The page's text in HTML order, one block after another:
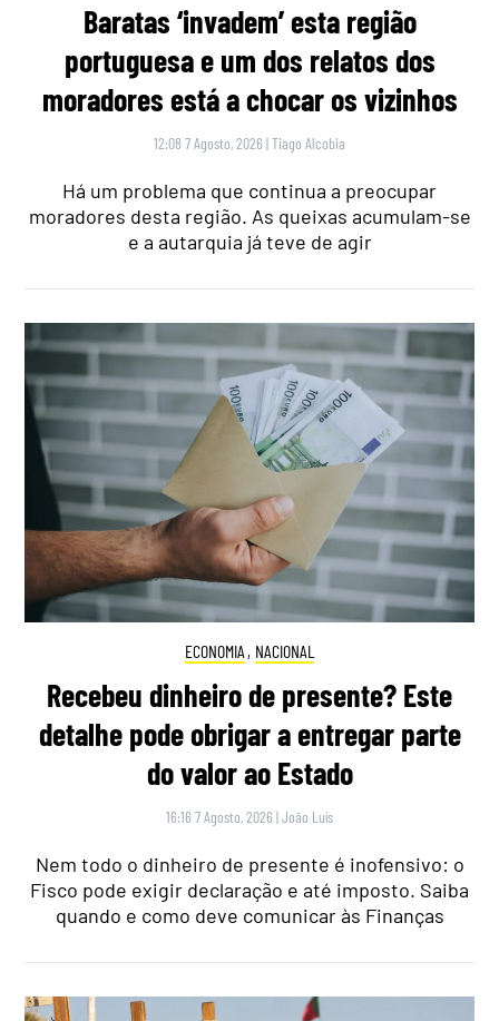
Baratas ‘invadem’ esta região
portuguesa e um dos relatos dos
moradores está a chocar os vizinhos
12:08 7 Agosto, 2026 |Tiago Alcobia
Há um problema que continua a preocupar
moradores desta região. As queixas acumulam-se
e a autarquia já teve de agir
ECONOMIA , NACIONAL
Recebeu dinheiro de presente? Este
detalhe pode obrigar a entregar parte
do valor ao Estado
16:16 7 Agosto, 2026 |João Luís
Nem todo o dinheiro de presente é inofensivo: o
Fisco pode exigir declaração e até imposto. Saiba
quando e como deve comunicar às Finanças